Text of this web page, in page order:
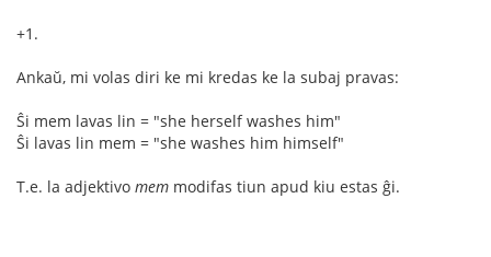
+1.
Ankaŭ, mi volas diri ke mi kredas ke la subaj pravas:
Ŝi mem lavas lin = "she herself washes him"
Ŝi lavas lin mem = "she washes him himself"
T.e. la adjektivo mem modifas tiun apud kiu estas ĝi.